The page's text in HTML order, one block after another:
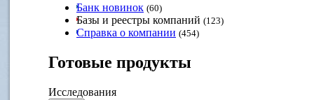
Банк новинок (60)
Базы и реестры компаний (123)
Справка о компании (454)
Готовые продукты
Исследования